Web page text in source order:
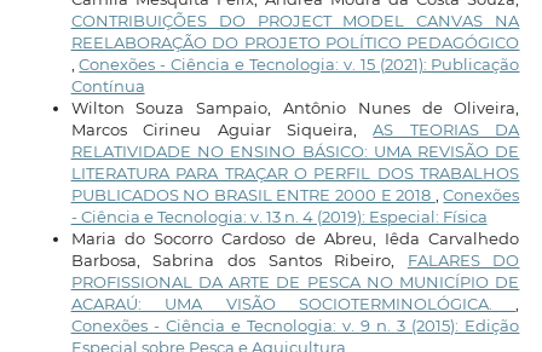
CONTRIBUIÇÕES DO PROJECT MODEL CANVAS NA
REELABORAÇÃO DO PROJETO POLÍTICO PEDAGÓGICO
,Conexões - Ciência e Tecnologia: v. 15 (2021): Publicação
Contínua
Wilton Souza Sampaio, Antônio Nunes de Oliveira,
Marcos Cirineu Aguiar Siqueira,AS TEORIAS DA
RELATIVIDADE NO ENSINO BÁSICO: UMA REVISÃO DE
LITERATURA PARA TRAÇAR O PERFIL DOS TRABALHOS
PUBLICADOS NO BRASIL ENTRE 2000 E 2018
,Conexões
- Ciência e Tecnologia: v. 13 n. 4 (2019): Especial: Física
Maria do Socorro Cardoso de Abreu, Iêda Carvalhedo
Barbosa, Sabrina dos Santos Ribeiro, FALARES DO
PROFISSIONAL DA ARTE DE PESCA NO MUNICÍPIO DE
ACARAÚ: UMA VISÃO SOCIOTERMINOLÓGICA.
Conexões - Ciência e Tecnologia: v. 9 n. 3 (2015): Edição
Especial sobre Pesca e Aquicultura